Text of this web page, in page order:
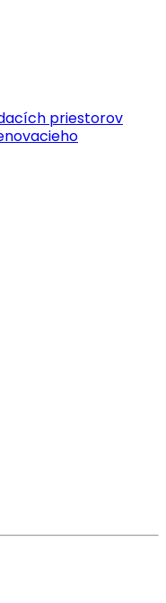
priestorov